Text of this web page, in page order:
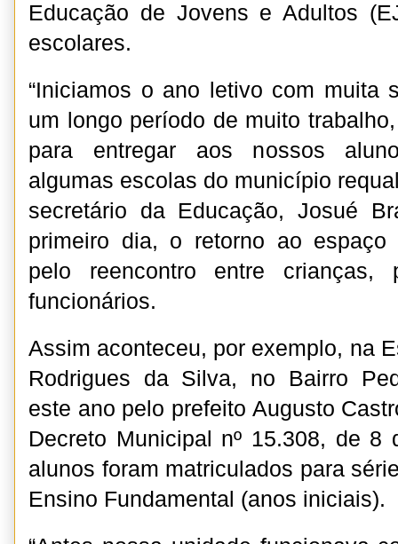
Educação de Jovens e Adultos
escolares.
“Iniciamos o ano letivo com muita
um longo período de muito
para entregar aos nossos
algumas escolas do município
secretário da Educação, Josué
primeiro dia, o retorno ao espaço
pelo reencontro entre crianças,
funcionários.
Assim aconteceu, por exemplo, na
Rodrigues da Silva, no Bairro
este ano pelo prefeito Augusto
Decreto Municipal nº 15.308, de 8
alunos foram matriculados para
Ensino Fundamental (anos iniciais).